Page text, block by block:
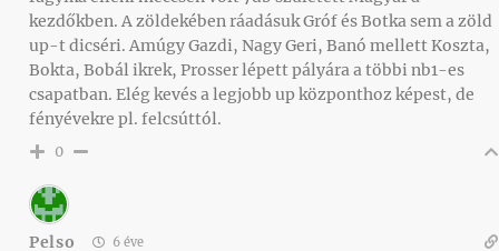
kezdőkben. A zöldekében ráadásuk Gróf és Botka sem a zöld
up-t dicséri. Amúgy Gazdi, Nagy Geri, Banó mellett Koszta,
Bokta, Bobál ikrek, Prosser lépett pályára a többi nb1-es
csapatban. Elég kevés a legjobb up központhoz képest, de
fényévekre pl. felcsúttól.
0
Pelso 6 éve